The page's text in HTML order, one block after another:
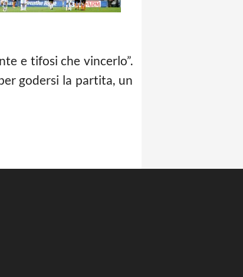
e tifosi che vincerlo”.
godersi la partita, un